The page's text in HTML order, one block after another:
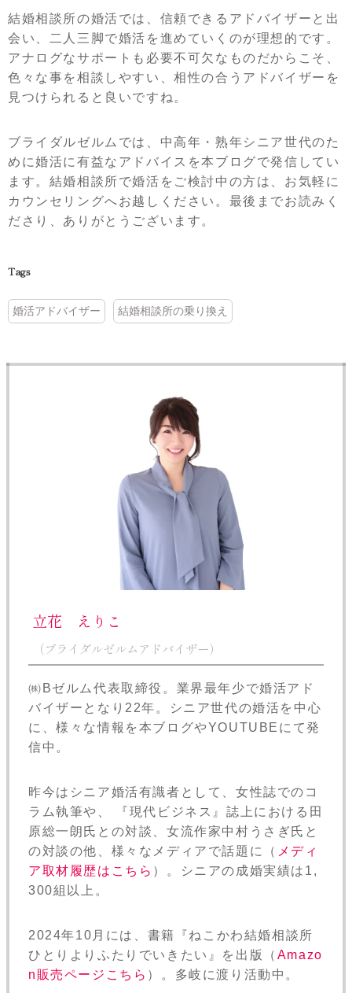
結婚相談所の婚活では、信頼できるアドバイザーと出
会い、二人三脚で婚活を進めていくのが理想的です。
アナログなサポートも必要不可欠なものだからこそ、
色々な事を相談しやすい、相性の合うアドバイザーを
見つけられると良いですね。
ブライダルゼルムでは、中高年・熟年シニア世代のた
めに婚活に有益なアドバイスを本ブログで発信してい
ます。結婚相談所で婚活をご検討中の方は、お気軽に
カウンセリングへお越しください。最後までお読みく
ださり、ありがとうございます。
Tags
婚活アドバイザー 結婚相談所の乗り換え
立花 えりこ
（ブライダルゼルムアドバイザー）
㈱Bゼルム代表取締役。業界最年少で婚活アド
バイザーとなり22年。シニア世代の婚活を中心
に、様々な情報を本ブログやYOUTUBEにて発
信中。
昨今はシニア婚活有識者として、女性誌でのコ
ラム執筆や、 『現代ビジネス』誌上における田
原総一朗氏との対談、女流作家中村うさぎ氏と
の対談の他、様々なメディアで話題に（ メディ
ア取材履歴はこちら ）。シニアの成婚実績は1,
300組以上。
2024年10月には、書籍『ねこかわ結婚相談所
ひとりよりふたりでいきたい』を出版（ Amazo
n販売ページこちら ）。多岐に渡り活動中。